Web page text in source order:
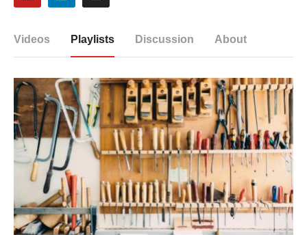
Videos Playlists Discussion About